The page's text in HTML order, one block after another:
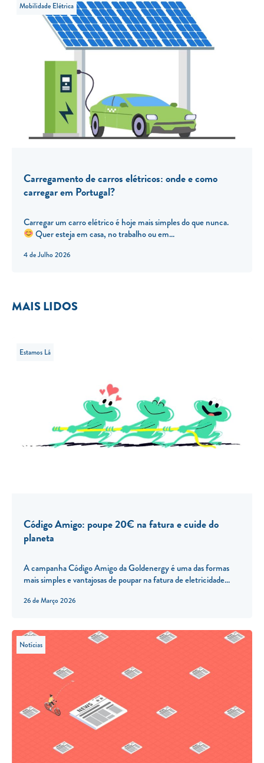
4 de Julho 2026
Mobilidade Elétrica
Carregamento de carros elétricos: onde e como
carregar em Portugal?
Carregar um carro elétrico é hoje mais simples do que nunca.
Quer esteja em casa, no trabalho ou em...
MAIS LIDOS
26 de Março 2026
Estamos Lá
Código Amigo: poupe 20€ na fatura e cuide do
planeta
A campanha Código Amigo da Goldenergy é uma das formas
mais simples e vantajosas de poupar na fatura de eletricidade...
Notícias